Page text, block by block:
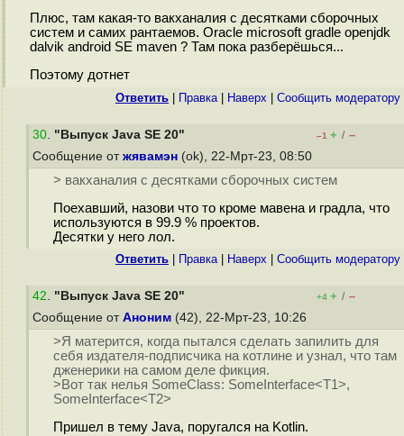
Плюс, там какая-то вакханалия с десятками сборочных
систем и самих рантаемов. Oracle microsoft gradle openjdk
dalvik android SE maven ? Там пока разберёшься...
Поэтому дотнет
Ответить Правка| Наверх Cообщить модератору
30. "Выпуск Java SE 20" –1 + / –
Сообщение от жявамэн (ok), 22-Мрт-23, 08:50
> вакханалия с десятками сборочных систем
Поехавший, назови что то кроме мавена и градла, что
используются в 99.9 % проектов.
Десятки у него лол.
Ответить Правка| Наверх Cообщить модератору
42. "Выпуск Java SE 20" +4 + / –
Сообщение от Аноним (42), 22-Мрт-23, 10:26
>Я матерится, когда пытался сделать запилить для
себя издателя-подписчика на котлине и узнал, что там
дженерики на самом деле фикция.
>Вот так нелья SomeClass: SomeInterface<T1>,
SomeInterface<T2>
Пришел в тему Java, поругался на Kotlin.